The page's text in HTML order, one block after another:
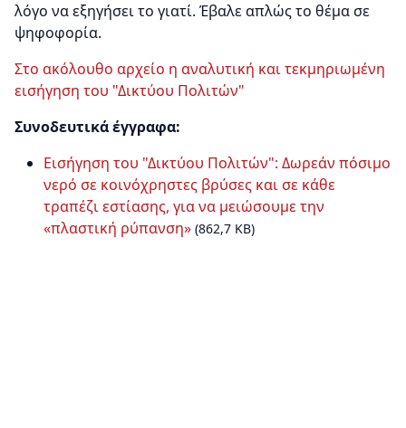
λόγο να εξηγήσει το γιατί. Έβαλε απλώς το θέμα σε
ψηφοφορία.
Στο ακόλουθο αρχείο η αναλυτική και τεκμηριωμένη
εισήγηση του "Δικτύου Πολιτών"
Συνοδευτικά έγγραφα:
Eισήγηση του "Δικτύου Πολιτών": Δωρεάν πόσιμο
νερό σε κοινόχρηστες βρύσες και σε κάθε
τραπέζι εστίασης, για να μειώσουμε την
«πλαστική ρύπανση» (862,7 KB)